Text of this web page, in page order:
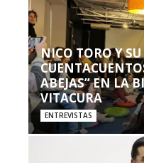
NICO TORO Y
ABEJAS” EN LA
VITACURA
ENTREVISTAS